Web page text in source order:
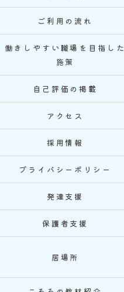
ご利用の流れ
働きしやすい職場を目指した
施策
自己評価の掲載
アクセス
採用情報
プライバシーポリシー
発達支援
保護者支援
居場所